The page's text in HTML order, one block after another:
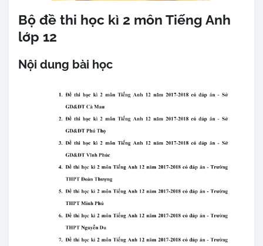
Bộ đề thi học kì 2 môn Tiếng Anh
lớp 12
Nội dung bài học